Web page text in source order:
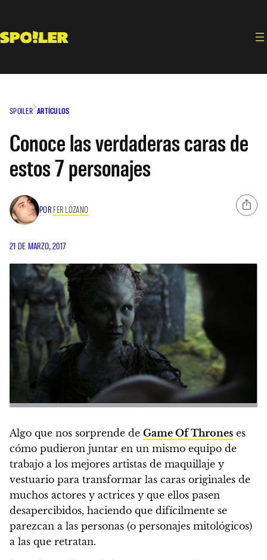
contenido
SPOILER ARTÍCULOS
Conoce las verdaderas caras de
estos 7 personajes
POR FER LOZANO
21 DE MARZO, 2017
Algo que nos sorprende de Game Of Thrones es
cómo pudieron juntar en un mismo equipo de
trabajo a los mejores artistas de maquillaje y
vestuario para transformar las caras originales de
muchos actores y actrices y que ellos pasen
desapercibidos, haciendo que difícilmente se
parezcan a las personas (o personajes mitológicos)
a las que retratan.